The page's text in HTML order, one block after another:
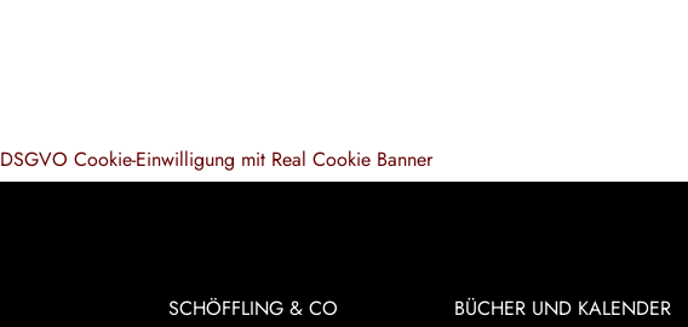
SCHÖFFLING & CO BÜCHER UND KALENDER
DSGVO Cookie-Einwilligung mit Real Cookie Banner